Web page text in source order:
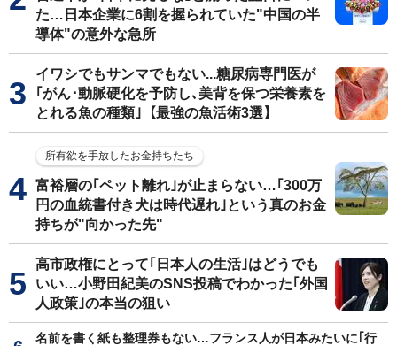
た…日本企業に6割を握られていた"中国の半
導体"の意外な急所
イワシでもサンマでもない...糖尿病専門医が
｢がん･動脈硬化を予防し､美背を保つ栄養素を
とれる魚の種類｣【最強の魚活術3選】
所有欲を手放したお金持ちたち
富裕層の｢ペット離れ｣が止まらない…｢300万
円の血統書付き犬は時代遅れ｣という真のお金
持ちが"向かった先"
高市政権にとって｢日本人の生活｣はどうでも
いい…小野田紀美のSNS投稿でわかった｢外国
人政策｣の本当の狙い
名前を書く紙も整理券もない…フランス人が日本みたいに｢行